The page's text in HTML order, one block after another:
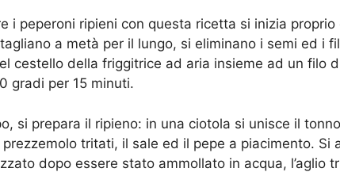
i peperoni ripieni con questa ricetta si inizia
a metà per il lungo, si eliminano i semi ed i
cestello della friggitrice ad aria insieme ad un filo
gradi per 15 minuti.
si prepara il ripieno: in una ciotola si unisce il
tritati, il sale ed il pepe a piacimento. Si
dopo essere stato ammollato in acqua, l’aglio